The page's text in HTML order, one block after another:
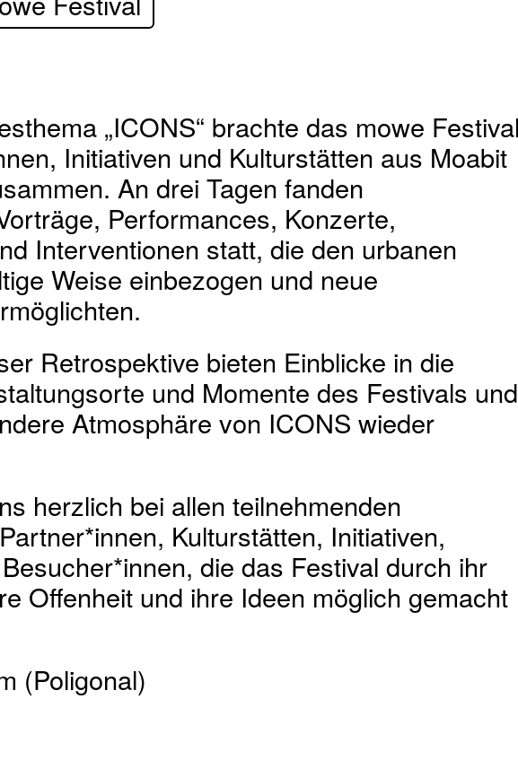
Festival
„ICONS“ brachte das mowe Festival
Initiativen und Kulturstätten aus Moabit
An drei Tagen fanden
Performances, Konzerte,
Interventionen statt, die den urbanen
Weise einbezogen und neue
Retrospektive bieten Einblicke in die
und Momente des Festivals und
Atmosphäre von ICONS wieder
herzlich bei allen teilnehmenden
Kulturstätten, Initiativen,
die das Festival durch ihr
Offenheit und ihre Ideen möglich gemacht
(Poligonal)